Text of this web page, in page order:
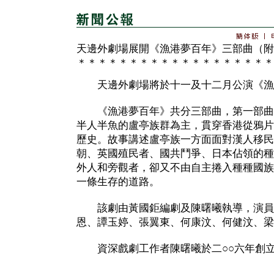
天邊外劇場展開《漁港夢百年》三部曲（
＊＊＊＊＊＊＊＊＊＊＊＊＊＊＊＊＊＊
天邊外劇場將於十一及十二月公演《漁
《漁港夢百年》共分三部曲，第一部曲
半人半魚的盧亭族群為主，貫穿香港從鴉
歷史。故事講述盧亭族一方面面對漢人移
朝、英國殖民者、國共鬥爭、日本佔領的
外人和旁觀者，卻又不由自主捲入種種國
一條生存的道路。
該劇由黃國鉅編劇及陳曙曦執導，演員
恩、譚玉婷、張翼東、何康汶、何健汶、
資深戲劇工作者陳曙曦於二○○六年創